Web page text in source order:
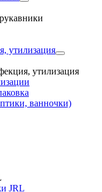
утилизация
утилизация
ванночки)
JRL